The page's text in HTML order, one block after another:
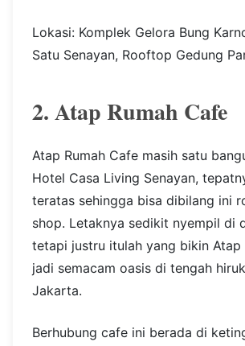
Lokasi: Komplek Gelora Bung
Satu Senayan, Rooftop Gedung
2. Atap Rumah Cafe
Atap Rumah Cafe masih satu
Hotel Casa Living Senayan,
teratas sehingga bisa dibilang ini
shop. Letaknya sedikit nyempil di
tetapi justru itulah yang bikin Atap
jadi semacam oasis di tengah
Jakarta.
Berhubung cafe ini berada di